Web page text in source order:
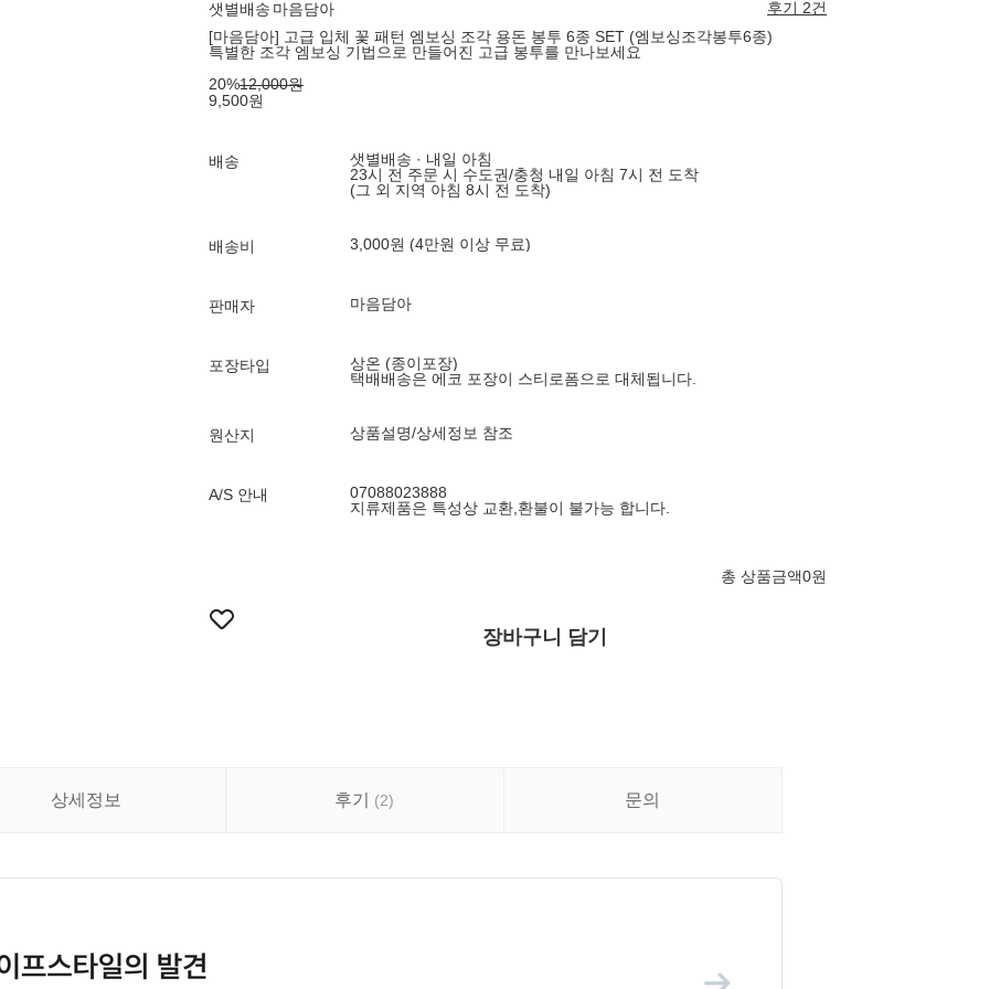
샛별배송 마음담아
후기 2건
[마음담아] 고급 입체 꽃 패턴 엠보싱 조각 용돈 봉투 6종 SET (엠보싱조각봉투6종)
특별한 조각 엠보싱 기법으로 만들어진 고급 봉투를 만나보세요
20%12,000원
9,500원
배송
샛별배송 · 내일 아침
23시 전 주문 시 수도권/충청 내일 아침 7시 전 도착
(그 외 지역 아침 8시 전 도착)
배송비 3,000원 (4만원 이상 무료)
판매자 마음담아
포장타입
상온 (종이포장)
택배배송은 에코 포장이 스티로폼으로 대체됩니다.
원산지 상품설명/상세정보 참조
A/S 안내
07088023888
지류제품은 특성상 교환,환불이 불가능 합니다.
총 상품금액0원
장바구니 담기
상세정보 후기 (2) 문의